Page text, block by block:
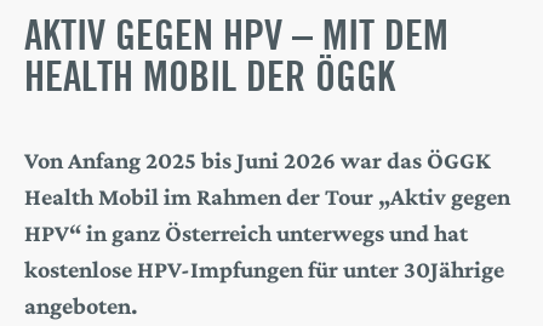
AKTIV GEGEN HPV – MIT DEM
HEALTH MOBIL DER ÖGGK
Von Anfang 2025 bis Juni 2026 war das ÖGGK
Health Mobil im Rahmen der Tour „Aktiv gegen
HPV“ in ganz Österreich unterwegs und hat
kostenlose HPV-Impfungen für unter 30Jährige
angeboten.